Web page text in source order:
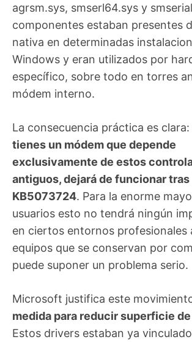
agrsm.sys, smserl64.sys y
componentes estaban presentes
nativa en determinadas
Windows y eran utilizados por
específico, sobre todo en torres
módem interno.
La consecuencia práctica es clara:
tienes un módem que depende
exclusivamente de estos
antiguos, dejará de funcionar
KB5073724. Para la enorme
usuarios esto no tendrá ningún
en ciertos entornos profesionales
equipos que se conservan por
puede suponer un problema serio.
Microsoft justifica este
medida para reducir superficie
Estos drivers estaban ya